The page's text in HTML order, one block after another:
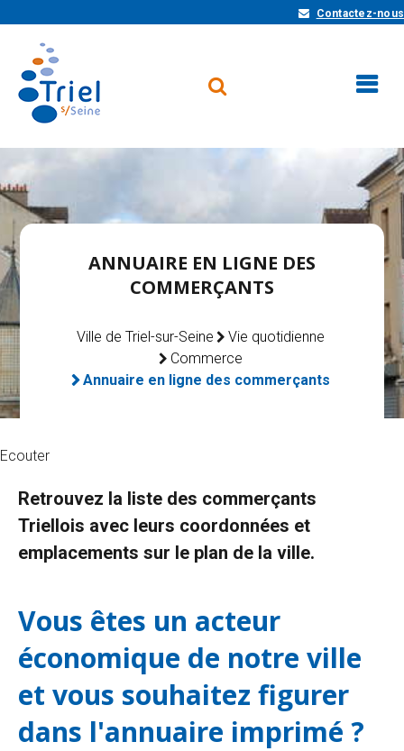
Contactez-nous
ANNUAIRE EN LIGNE DES
COMMERÇANTS
Ville de Triel-sur-Seine
Vie quotidienne
Commerce
Annuaire en ligne des commerçants
Ecouter
Retrouvez la liste des commerçants
Triellois avec leurs coordonnées et
emplacements sur le plan de la ville.
Vous êtes un acteur
économique de notre ville
et vous souhaitez figurer
dans l'annuaire imprimé ?